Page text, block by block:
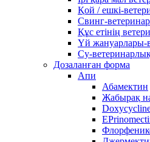
Қой / ешкі-
Свинг-
Құс етінің
Үй жануарлары-
Су-
Дозаланған форма
Апи
Абамектин
Жабырақ